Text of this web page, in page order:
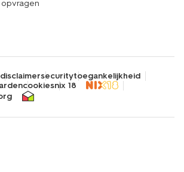
disclaimersecuritytoegankelijkheid
cookiesnix 18